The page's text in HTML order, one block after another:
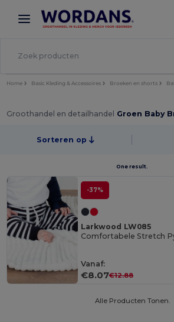
× Wordans-app
Betere prijzen in de app!
Home Basic Kleding & Accessoires Broeken en shorts
Groothandel en detailhandel Groen Baby
Sorteren op
One result.
-37%
Larkwood LW085
Vanaf:
€8.07€12.88
Alle Producten Tonen.